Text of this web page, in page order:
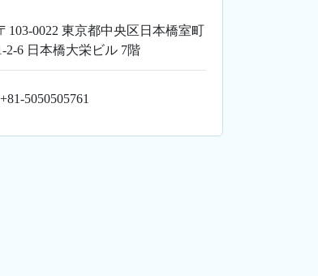
103-0022 東京都中央区日本橋室町
2-6 日本橋大栄ビル 7階
+81-5050505761